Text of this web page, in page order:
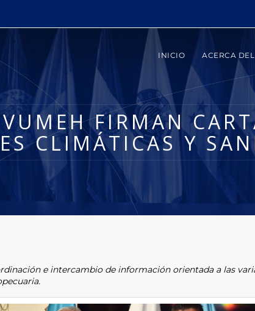
INICIO ACERCA
FIRMAN
CLIMÁTICAS Y
e intercambio de información orientada a las